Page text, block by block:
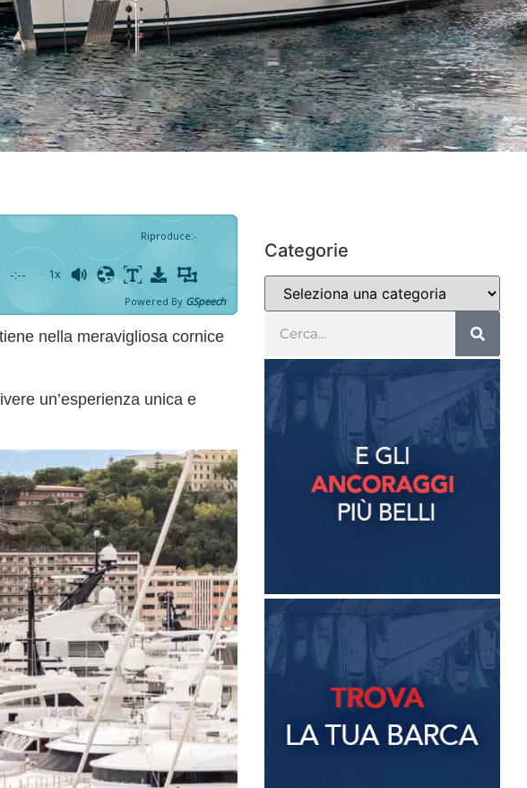
Riproduce:-
-:-- 1x
Powered By GSpeech
nella meravigliosa cornice
un’esperienza unica e
Categorie